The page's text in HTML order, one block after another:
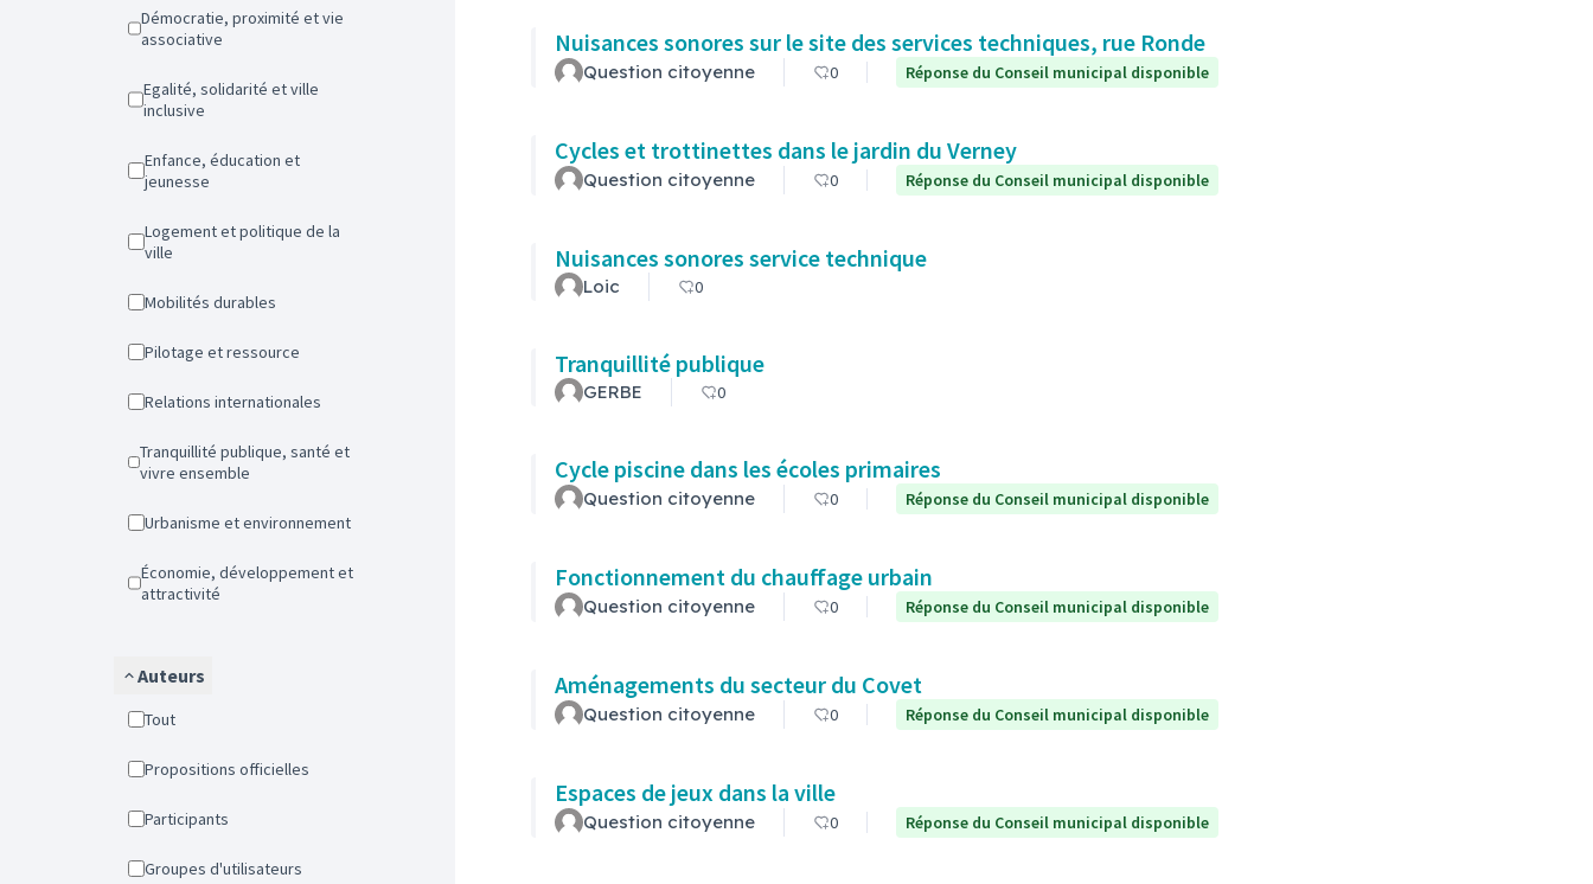
Démocratie, proximité et vie
associative
Egalité, solidarité et ville
inclusive
Enfance, éducation et
jeunesse
Logement et politique de la
ville
Mobilités durables
Pilotage et ressource
Relations internationales
Tranquillité publique, santé et
vivre ensemble
Urbanisme et environnement
Économie, développement et
attractivité
Auteurs
Tout
Propositions officielles
Participants
Groupes d'utilisateurs
Nuisances sonores sur le site des services techniques, rue Ronde
Question citoyenne 0 Réponse du Conseil municipal disponible
Cycles et trottinettes dans le jardin du Verney
Question citoyenne 0 Réponse du Conseil municipal disponible
Nuisances sonores service technique
Loic 0
Tranquillité publique
GERBE 0
Cycle piscine dans les écoles primaires
Question citoyenne 0 Réponse du Conseil municipal disponible
Fonctionnement du chauffage urbain
Question citoyenne 0 Réponse du Conseil municipal disponible
Aménagements du secteur du Covet
Question citoyenne 0 Réponse du Conseil municipal disponible
Espaces de jeux dans la ville
Question citoyenne 0 Réponse du Conseil municipal disponible